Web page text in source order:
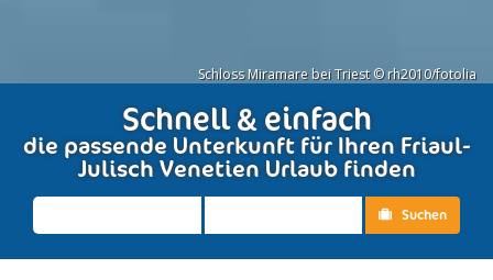
Schloss Miramare bei Triest © rh2010/fotolia
Schnell & einfach
die passende Unterkunft für Ihren Friaul-
Julisch Venetien Urlaub finden
Suchen